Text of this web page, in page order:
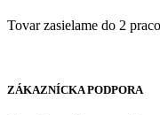
Tovar zasielame do 2
ZÁKAZNÍCKA PODPORA